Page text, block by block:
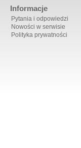
Informacje
Pytania i odpowiedzi
Nowości w serwisie
Polityka prywatności